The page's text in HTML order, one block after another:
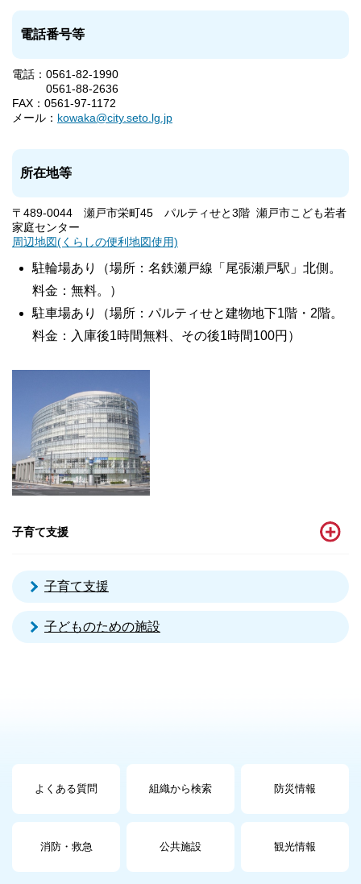
電話番号等
電話：0561-82-1990
0561-88-2636
FAX：0561-97-1172
メール： kowaka@city.seto.lg.jp
所在地等
〒489-0044 瀬戸市栄町45 パルティせと3階 瀬戸市こども若者
家庭センター
周辺地図(くらしの便利地図使用)
駐輪場あり（場所：名鉄瀬戸線「尾張瀬戸駅」北側。
料金：無料。）
駐車場あり（場所：パルティせと建物地下1階・2階。
料金：入庫後1時間無料、その後1時間100円）
子育て支援
子育て支援
子どものための施設
よくある質問 組織から検索 防災情報
消防・救急 公共施設 観光情報